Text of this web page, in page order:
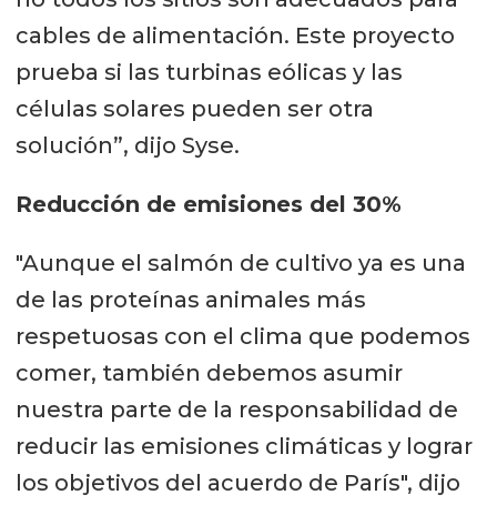
cables de alimentación. Este proyecto
prueba si las turbinas eólicas y las
células solares pueden ser otra
solución”, dijo Syse.
Reducción de emisiones del 30%
"Aunque el salmón de cultivo ya es una
de las proteínas animales más
respetuosas con el clima que podemos
comer, también debemos asumir
nuestra parte de la responsabilidad de
reducir las emisiones climáticas y lograr
los objetivos del acuerdo de París", dijo